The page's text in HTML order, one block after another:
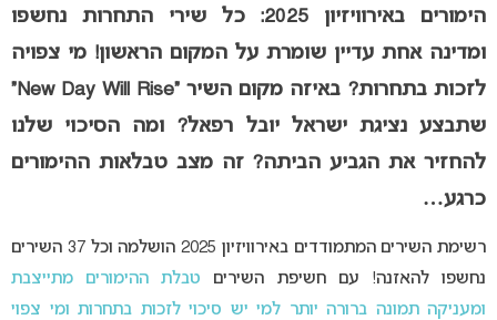
הימורים באירוויזיון 2025: כל שירי התחרות נחשפו
ומדינה אחת עדיין שומרת על המקום הראשון! מי צפויה
לזכות בתחרות? באיזה מקום השיר “New Day Will Rise”
שתבצע נציגת ישראל יובל רפאל? ומה הסיכוי שלנו
להחזיר את הגביע הביתה? זה מצב טבלאות ההימורים
כרגע…
רשימת השירים המתמודדים באירוויזיון 2025 הושלמה וכל 37 השירים
נחשפו להאזנה! עם חשיפת השירים טבלת ההימורים מתייצבת
ומעניקה תמונה ברורה יותר למי יש סיכוי לזכות בתחרות ומי צפוי